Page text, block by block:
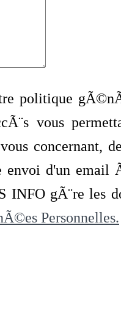
politique
vous
concernant,
envoi d'un
INFO gÃ¨re les
Personnelles.